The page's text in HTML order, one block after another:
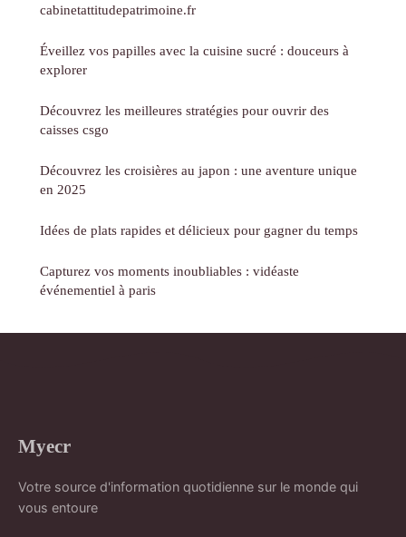
cabinetattitudepatrimoine.fr
Éveillez vos papilles avec la cuisine sucré : douceurs à
explorer
Découvrez les meilleures stratégies pour ouvrir des
caisses csgo
Découvrez les croisières au japon : une aventure unique
en 2025
Idées de plats rapides et délicieux pour gagner du temps
Capturez vos moments inoubliables : vidéaste
événementiel à paris
Myecr
Votre source d'information quotidienne sur le monde qui
vous entoure